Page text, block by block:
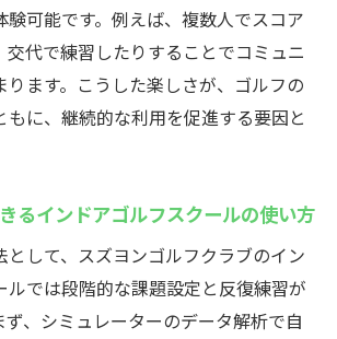
験可能です。例えば、複数人でスコア
交代で練習したりすることでコミュニ
ります。こうした楽しさが、ゴルフの
もに、継続的な利用を促進する要因と
るインドアゴルフスクールの使い方
として、スズヨンゴルフクラブのイン
ルでは段階的な課題設定と反復練習が
ず、シミュレーターのデータ解析で自